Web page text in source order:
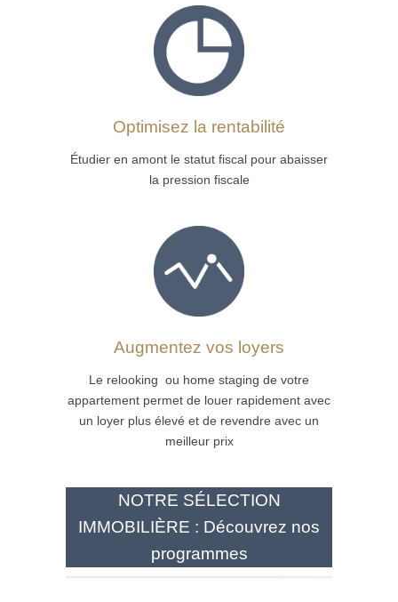
Optimisez la rentabilité
Étudier en amont le statut fiscal pour abaisser
la pression fiscale
Augmentez vos loyers
Le relooking ou home staging de votre
appartement permet de louer rapidement avec
un loyer plus élevé et de revendre avec un
meilleur prix
NOTRE SÉLECTION
IMMOBILIÈRE : Découvrez nos
programmes